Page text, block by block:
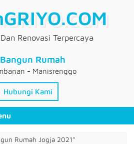
Renovasi Terpercaya
Rumah
- Manisrenggo
Hubungi Kami
Rumah Jogja 2021"